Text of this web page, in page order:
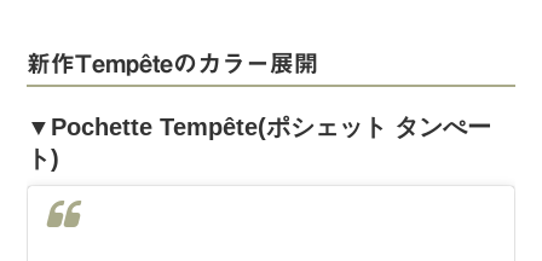
新作Tempêteのカラー展開
▼Pochette Tempête(ポシェット タンぺー
ト)